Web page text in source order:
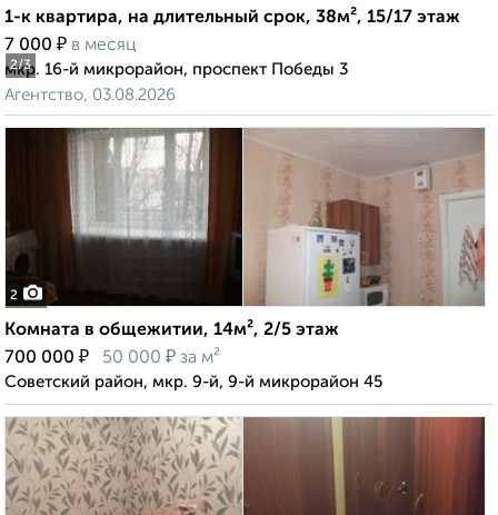
2/3
1-к квартира, на длительный срок, 38м², 15/17 этаж
7 000 ₽ в месяц
мкр. 16-й микрорайон, проспект Победы 3
Агентство, 03.08.2026
2
Комната в общежитии, 14м², 2/5 этаж
700 000 ₽ 50 000 ₽ за м²
Советский район, мкр. 9-й, 9-й микрорайон 45